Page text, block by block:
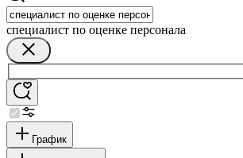
специалист по оценке персонала
График